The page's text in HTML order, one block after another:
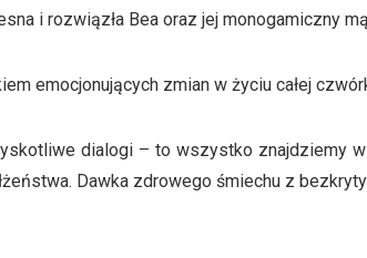
i rozwiązła Bea oraz jej monogamiczny
emocjonujących zmian w życiu całej
dialogi – to wszystko znajdziemy
Dawka zdrowego śmiechu z